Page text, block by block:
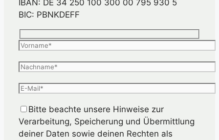
IBAN: DE 34 250 100 300 00 795 930 5
BIC: PBNKDEFF
Bitte beachte unsere Hinweise zur
Verarbeitung, Speicherung und Übermittlung
deiner Daten sowie deinen Rechten als